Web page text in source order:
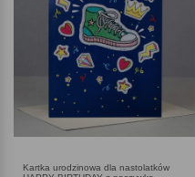
Kartka urodzinowa dla nastolatków